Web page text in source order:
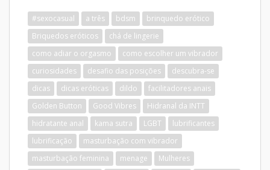
#sexocasual a três bdsm
brinquedo erótico
Briquedos eróticos
chá de lingerie
como adiar o orgasmo
como escolher um vibrador
curiosidades
desafio das posições
descubra-se
dicas
dicas eróticas dildo
facilitadores anais
Golden Button
Good Vibres
Hidranal da INTT
hidratante anal
kama sutra LGBT
lubrificantes
lubrificação
masturbação com vibrador
masturbação feminina
menage
Mulheres